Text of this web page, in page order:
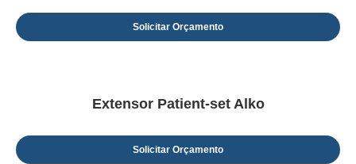
Solicitar Orçamento
Extensor Patient-set Alko
Solicitar Orçamento